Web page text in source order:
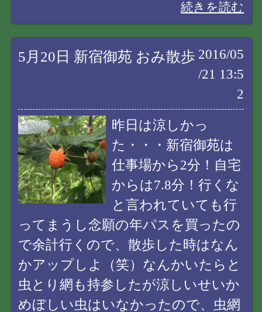
続きを読む
5月20日 新宿御苑 おみ散歩 2016/05
/21 13:5
2
昨日は涼しかっ
た・・・新宿御苑は
仕事場から2分！自宅
からは7.8分！行くな
と言われていても行
ってまうし念願の年パスを買ったの
で余計行くので、散歩した時はなん
かアップしよ（笑）なんかいたらと
虫とり網も持参したが涼しいせいか
めぼしい虫はいなかったので、虫網